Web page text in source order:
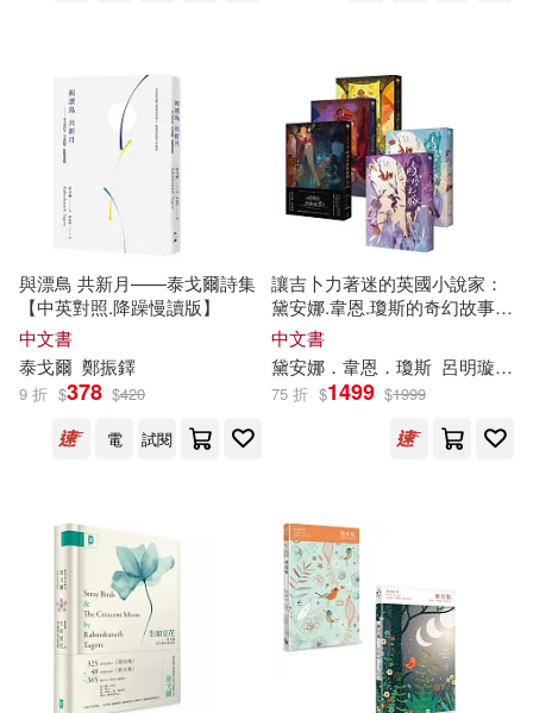
與漂鳥 共新月——泰戈爾詩集
【中英對照.降躁慢讀版】
中文書
泰戈爾 鄭振鐸
9 折 $378 $420
電
試閱
讓吉卜力著迷的英國小說家：
黛安娜.韋恩.瓊斯的奇幻故事精
選(《巫師霍爾三部曲》+《時
空之城》共 五 冊)
中文書
黛安娜．韋恩．瓊斯 呂明璇 李
75 折 $1499 $1999